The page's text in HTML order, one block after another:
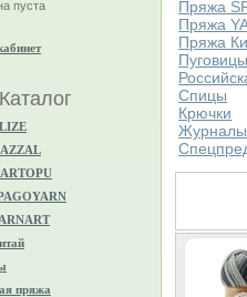
пуста
Каталог
пряжа
Пряжа
Пряжа
Пряжа
Спицы
Крючки
Журналы